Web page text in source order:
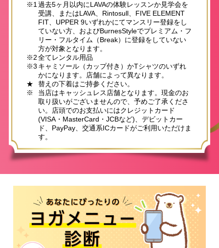
※1過去5ヶ月以内にLAVAの体験レッスンか見学会を
受講、またはLAVA、Rintosull、FIVE ELEMENT
FIT、UPPER 9いずれかにてマンスリー登録をし
ていない方、およびBurnesStyleでプレミアム・フ
リー・フルタイム（Break）に登録をしていない
方が対象となります。
※2全てレンタル用品
※3 キャミソール（カップ付き）かTシャツのいずれ
かになります。店舗によって異なります。
★
替えの下着はご持参ください。
※
当店はキャッシュレス店舗となります。現金のお
取り扱いがございませんので、予めご了承くださ
い。店頭でのお支払いにはクレジットカード
(VISA・MasterCard・JCBなど)、デビットカー
ド、PayPay、交通系ICカードがご利用いただけま
す。